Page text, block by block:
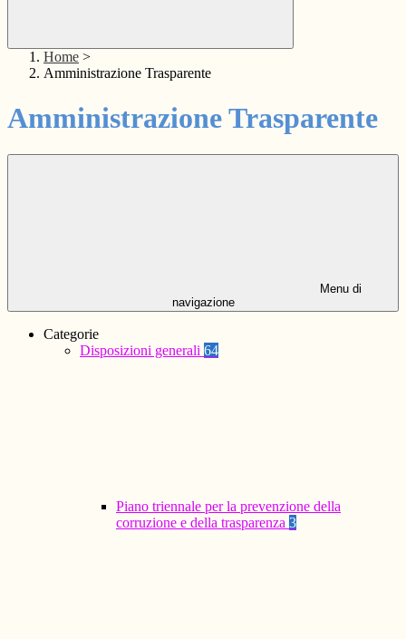
Home >
Amministrazione Trasparente
Amministrazione Trasparente
Menu di
navigazione
Categorie
Disposizioni generali 64
Piano triennale per la prevenzione della
corruzione e della trasparenza 3